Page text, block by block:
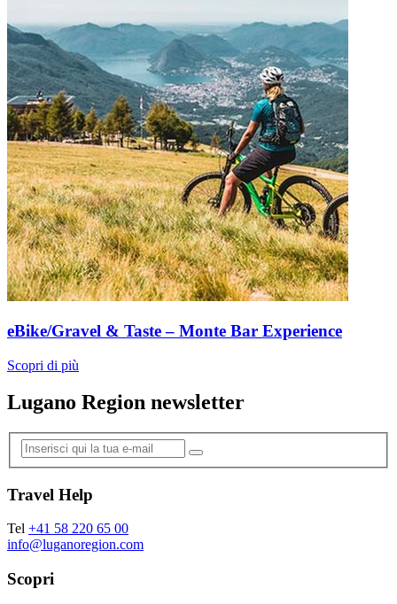
eBike/Gravel & Taste – Monte Bar Experience
Scopri di più
Lugano Region newsletter
Travel Help
Tel +41 58 220 65 00
info@luganoregion.com
Scopri